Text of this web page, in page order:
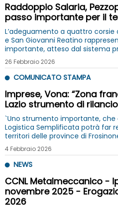
Raddoppio Salaria,
passo importante per il
L’adeguamento a quattro
e San Giovanni Reatino
importante, atteso dal sistema
26 Febbraio 2026
COMUNICATO STAMPA
Imprese, Vona: “Zona
Lazio strumento di
`Uno strumento importante,
Logistica Semplificata potrà far
territori delle province di
la Presidente Vona
4 Febbraio 2026
NEWS
CCNL Metalmeccanico -
novembre 2025 -
2026